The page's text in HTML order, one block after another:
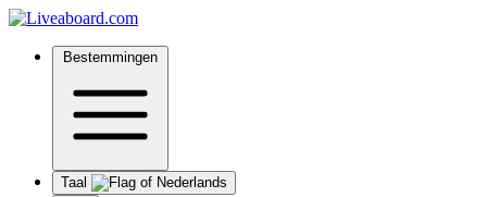
Bestemmingen
Taal